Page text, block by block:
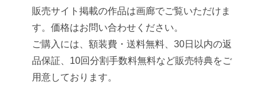
販売サイト掲載の作品は画廊でご覧いただけま
す。価格はお問い合わせください。
ご購入には、額装費・送料無料、30日以内の返
品保証、10回分割手数料無料など販売特典をご
用意しております。